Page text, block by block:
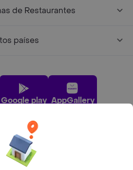
de Restaurantes
países
Google play AppGallery
cerca de ti